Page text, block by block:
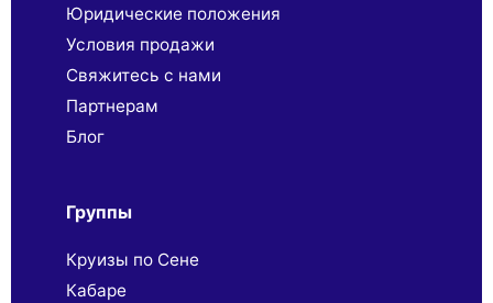
Юридические положения
Условия продажи
Свяжитесь с нами
Партнерaм
Блог
Группы
Круизы по Сене
Кабаре